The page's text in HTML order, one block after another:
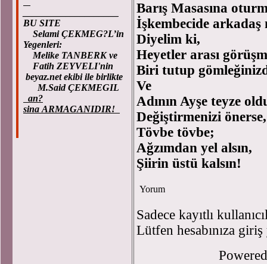
BU SITE
Selami ÇEKMEG?L’in
Yegenleri:
Melike TANBERK ve
Fatih ZEYVELI'nin
beyaz.net ekibi ile birlikte
M.Said ÇEKMEGIL
an?
sina ARMAGANIDIR!
Barış Masasına
İşkembecide arkadaş
Diyelim ki,
Heyetler arası
Biri tutup
Ve
Adının Ayşe teyze
Değiştirmenizi önerse,
Tövbe tövbe;
Ağzımdan yel alsın,
Şiirin üstü kalsın!
Yorum
Sadece kayıtlı
Lütfen hesabınıza